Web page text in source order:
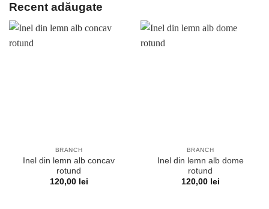
Recent adăugate
BRANCH
Inel din lemn alb concav
rotund
120,00 lei
BRANCH
Inel din lemn alb dome
rotund
120,00 lei